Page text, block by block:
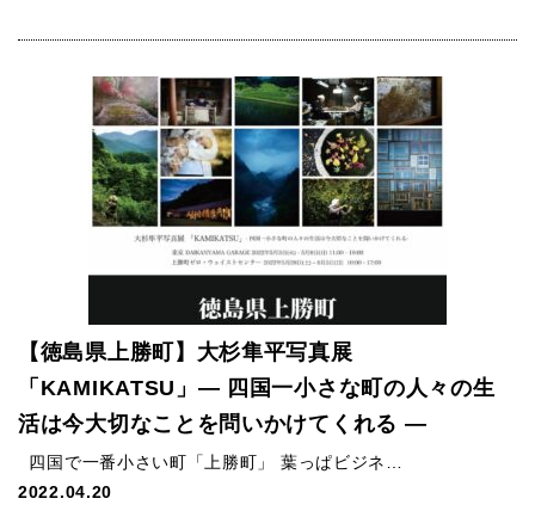
【徳島県上勝町】大杉隼平写真展
「KAMIKATSU」― 四国一小さな町の人々の生
活は今大切なことを問いかけてくれる ―
四国で一番小さい町「上勝町」 葉っぱビジネ…
2022.04.20